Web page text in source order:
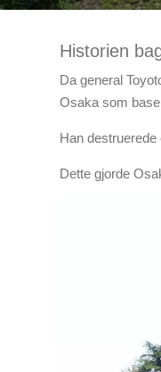
Historien
Da general
Osaka som
Han
Dette gjorde